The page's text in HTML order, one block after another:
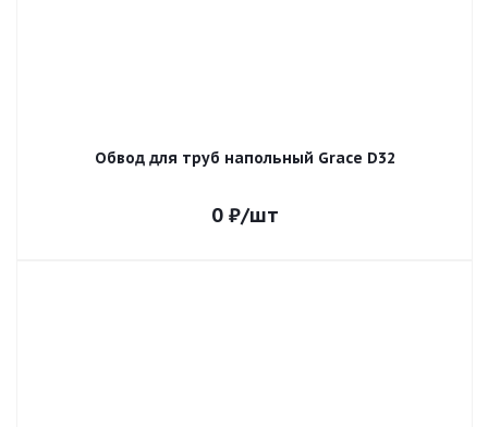
Обвод для труб напольный Grace D32
0₽/шт